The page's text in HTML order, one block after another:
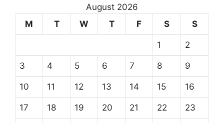
August 2026
M
T W T F S S
1 2
3 4 5 6 7 8 9
10 11 12 13 14 15 16
17 18 19 20 21 22 23